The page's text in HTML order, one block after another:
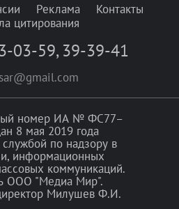
Реклама
Контакты
цитирования
03-59, 39-39-41
номер ИА № ФС77–
8 мая 2019 года
по надзору в
информационных
коммуникаций.
ООО "Медиа Мир".
Милушев Ф.И.